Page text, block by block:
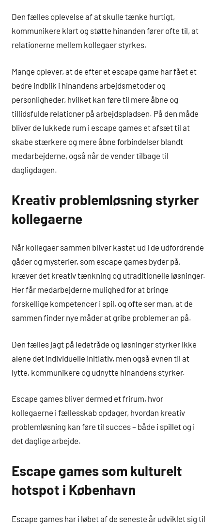
Den fælles oplevelse af at skulle tænke hurtigt,
kommunikere klart og støtte hinanden fører ofte til, at
relationerne mellem kollegaer styrkes.
Mange oplever, at de efter et escape game har fået et
bedre indblik i hinandens arbejdsmetoder og
personligheder, hvilket kan føre til mere åbne og
tillidsfulde relationer på arbejdspladsen. På den måde
bliver de lukkede rum i escape games et afsæt til at
skabe stærkere og mere åbne forbindelser blandt
medarbejderne, også når de vender tilbage til
dagligdagen.
Kreativ problemløsning styrker
kollegaerne
Når kollegaer sammen bliver kastet ud i de udfordrende
gåder og mysterier, som escape games byder på,
kræver det kreativ tænkning og utraditionelle løsninger.
Her får medarbejderne mulighed for at bringe
forskellige kompetencer i spil, og ofte ser man, at de
sammen finder nye måder at gribe problemer an på.
Den fælles jagt på ledetråde og løsninger styrker ikke
alene det individuelle initiativ, men også evnen til at
lytte, kommunikere og udnytte hinandens styrker.
Escape games bliver dermed et frirum, hvor
kollegaerne i fællesskab opdager, hvordan kreativ
problemløsning kan føre til succes – både i spillet og i
det daglige arbejde.
Escape games som kulturelt
hotspot i København
Escape games har i løbet af de seneste år udviklet sig til